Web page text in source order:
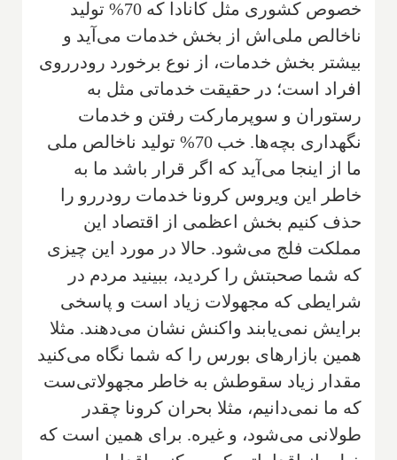
خصوص کشوری مثل کانادا که 70% تولید
ناخالص ملی‌اش از بخش خدمات می‌آید و
بیشتر بخش خدمات، از نوع برخورد رودرروی
افراد است؛ در حقیقت خدماتی مثل به
رستوران و سوپرمارکت رفتن و خدمات
نگهداری بچه‌ها. خب 70% تولید ناخالص ملی
ما از اینجا می‌آید که اگر قرار باشد ما به
خاطر این‌ ویروس کرونا‌ خدمات رودررو را
حذف کنیم بخش اعظمی از اقتصاد این
مملکت فلج می‌شود. حالا در مورد این چیزی
که شما صحبتش را کردید، ببینید مردم در
شرایطی که مجهولات زیاد است و پاسخی
برایش نمی‌یابند واکنش نشان می‌دهند. مثلا
همین بازارهای بورس را که شما نگاه می‌کنید
مقدار زیاد سقوطش به خاطر مجهولاتی‌ست
که ما نمی‌دانیم، مثلا بحران کرونا چقدر
طولانی می‌شود، و غیره. برای همین‌ است که